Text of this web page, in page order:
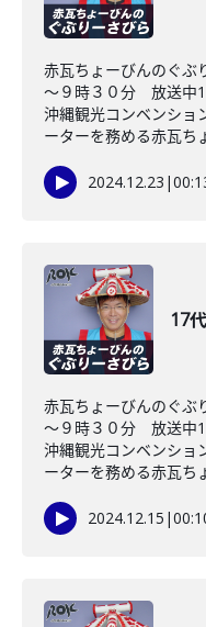
赤瓦ちょーびんのぐ
～９時３０分 放送中
沖縄観光コンベンショ
ーターを務める赤瓦ち
2024.12.23 |
17
赤瓦ちょーびんのぐ
～９時３０分 放送中
沖縄観光コンベンショ
ーターを務める赤瓦ち
2024.12.15 |